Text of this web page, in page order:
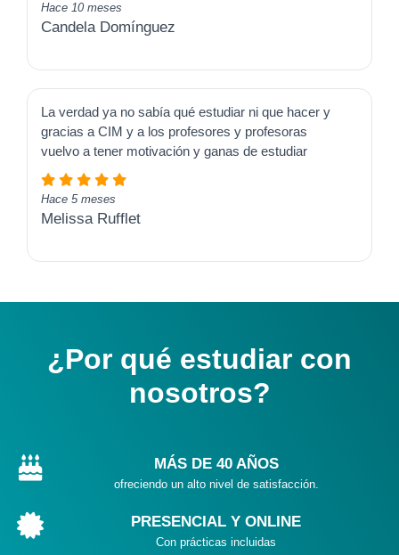
Hace 10 meses
Candela Domínguez
La verdad ya no sabía qué estudiar ni que hacer y
gracias a CIM y a los profesores y profesoras
vuelvo a tener motivación y ganas de estudiar
Hace 5 meses
Melissa Rufflet
¿Por qué estudiar con
nosotros?
MÁS DE 40 AÑOS
ofreciendo un alto nivel de satisfacción.
PRESENCIAL Y ONLINE
Con prácticas incluidas